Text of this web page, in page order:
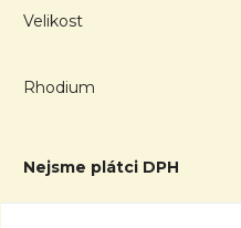
Velikost
Rhodium
Nejsme plátci DPH